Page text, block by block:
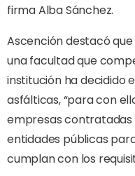
firma Alba Sánchez.
Ascención destacó
una facultad que
institución ha decidido
asfálticas, “para con
empresas contratadas
entidades públicas
cumplan con los